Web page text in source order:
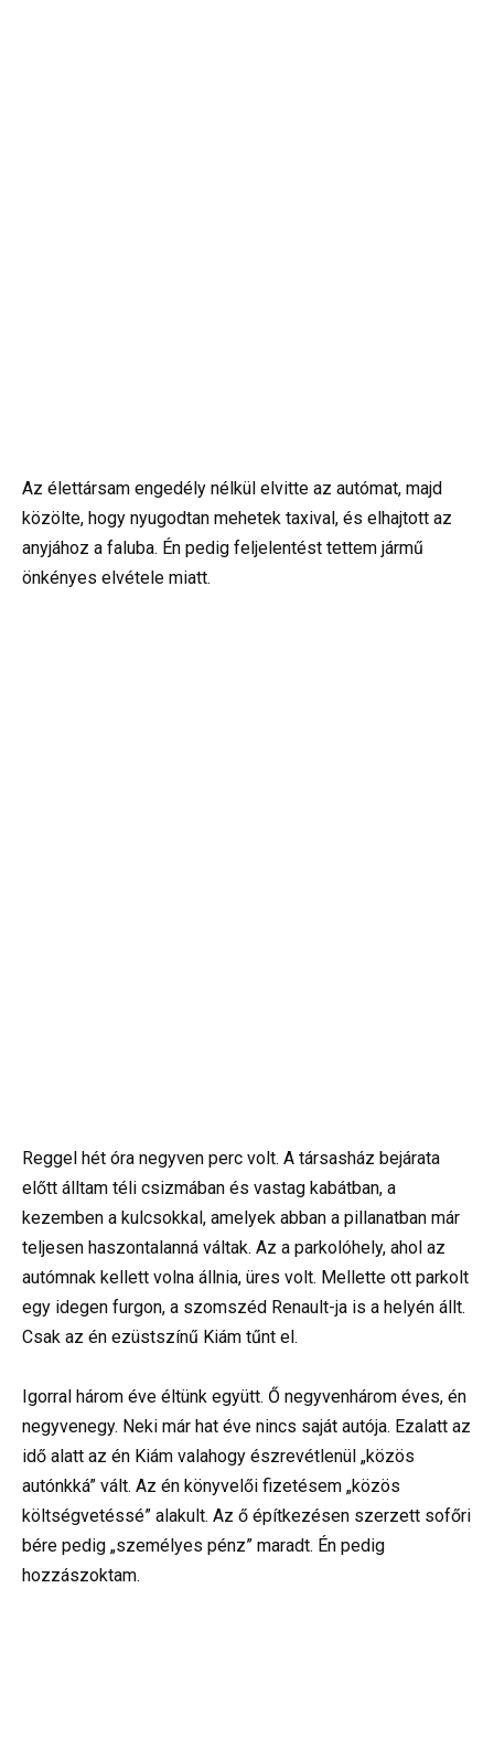
Az élettársam engedély nélkül elvitte az autómat, majd
közölte, hogy nyugodtan mehetek taxival, és elhajtott az
anyjához a faluba. Én pedig feljelentést tettem jármű
önkényes elvétele miatt.
Reggel hét óra negyven perc volt. A társasház bejárata
előtt álltam téli csizmában és vastag kabátban, a
kezemben a kulcsokkal, amelyek abban a pillanatban már
teljesen haszontalanná váltak. Az a parkolóhely, ahol az
autómnak kellett volna állnia, üres volt. Mellette ott parkolt
egy idegen furgon, a szomszéd Renault-ja is a helyén állt.
Csak az én ezüstszínű Kiám tűnt el.
Igorral három éve éltünk együtt. Ő negyvenhárom éves, én
negyvenegy. Neki már hat éve nincs saját autója. Ezalatt az
idő alatt az én Kiám valahogy észrevétlenül „közös
autónkká” vált. Az én könyvelői fizetésem „közös
költségvetéssé” alakult. Az ő építkezésen szerzett sofőri
bére pedig „személyes pénz” maradt. Én pedig
hozzászoktam.